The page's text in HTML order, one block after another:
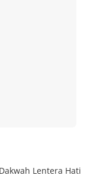
Lentera Hati